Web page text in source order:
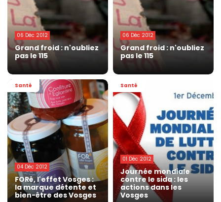
06 Déc 2012
Grand froid : n'oubliez
pas le 115
06 Déc 2012
Grand froid : n'oubliez
pas le 115
Santé
04 Déc 2012
FORê, l'effet Vosges :
la marque détente et
bien-être des Vosges
Santé
01 Déc 2012
Journée mondiale
contre le sida : les
actions dans les
Vosges